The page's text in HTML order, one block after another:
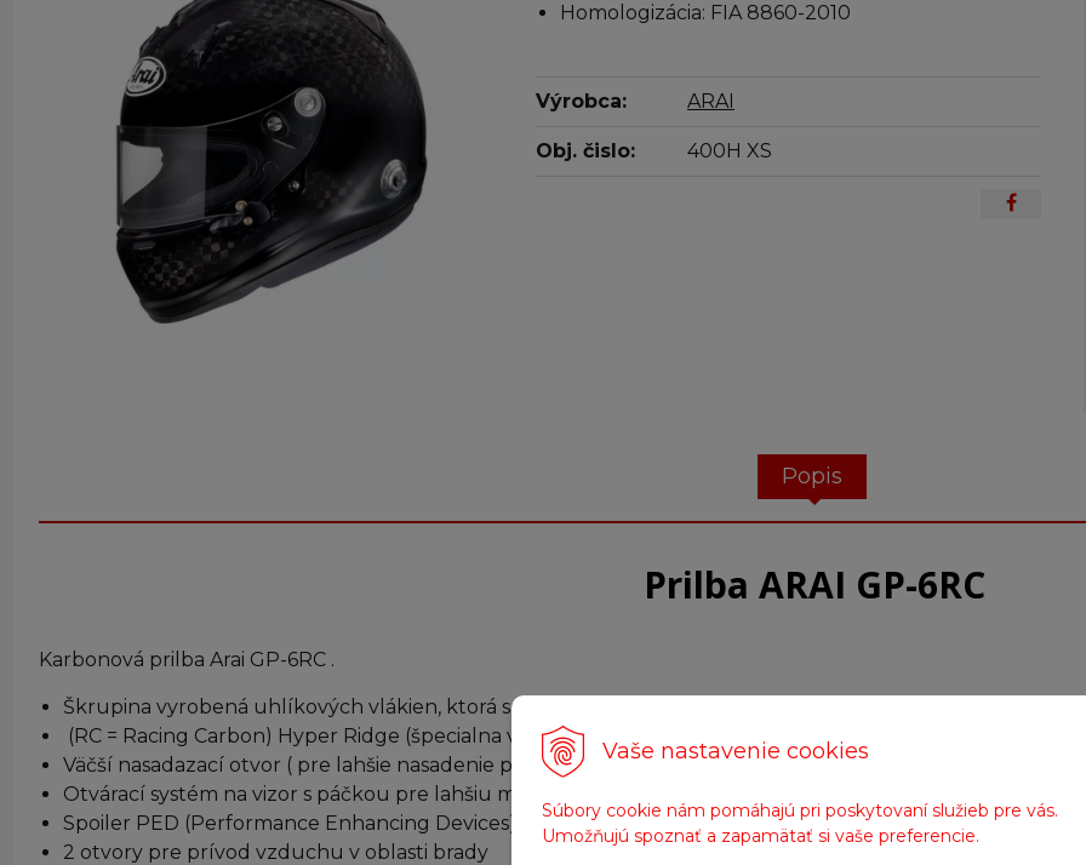
Vaše nastavenie cookies
Súbory cookie nám pomáhajú pri poskytovaní služieb pre vás.
Umožňujú spoznať a zapamätať si vaše preferencie.
Homologizácia: FIA 8860-2010
Výrobca: ARAI
Obj. čislo: 400H XS
Popis
Prilba ARAI GP-6RC
Karbonová prilba Arai GP-6RC .
Škrupina vyrobená uhlíkových vlákien, ktorá spĺňa FIA 8860-2004
(RC = Racing Carbon) Hyper Ridge (špecialna výztuha po celom obvode prilby vo výške čela)
Väčší nasadazací otvor ( pre lahšie nasadenie prilby)
Otvárací systém na vizor s páčkou pre lahšiu manipulácu s vizorom
Spoiler PED (Performance Enhancing Devices) pre lepšie aerodynamické vlastnosti (inštalované
2 otvory pre prívod vzduchu v oblasti brady